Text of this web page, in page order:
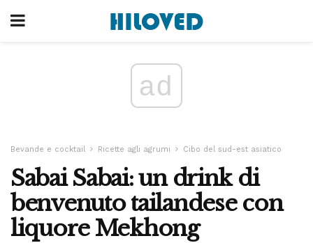
ad
Bevande e cocktail Ricette agli agrumi Cibo del sud-est asiatico
Sabai Sabai: un drink di
benvenuto tailandese con
liquore Mekhong